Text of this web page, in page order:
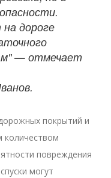
дороге
— отмечает
покрытий и
повреждения
могут